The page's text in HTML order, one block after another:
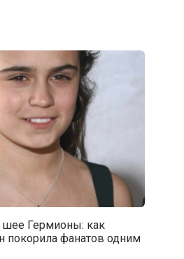
шее Гермионы: как
покорила фанатов одним